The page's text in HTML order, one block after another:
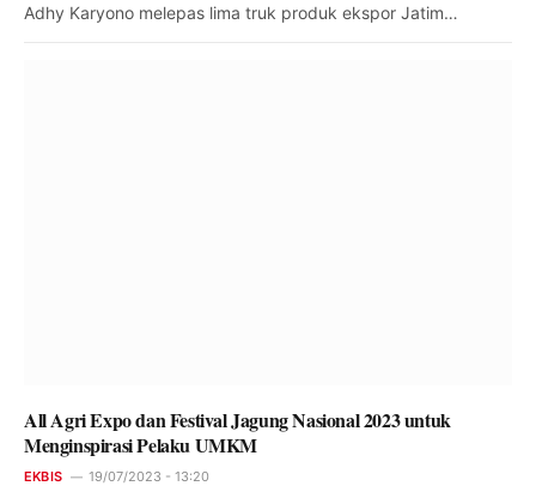
Adhy Karyono melepas lima truk produk ekspor Jatim…
All Agri Expo dan Festival Jagung Nasional 2023 untuk
Menginspirasi Pelaku UMKM
EKBIS 19/07/2023 - 13:20